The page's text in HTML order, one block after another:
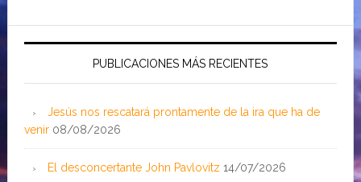
PUBLICACIONES MÁS RECIENTES
Jesús nos rescatará prontamente de la ira que ha de
venir 08/08/2026
El desconcertante John Pavlovitz 14/07/2026